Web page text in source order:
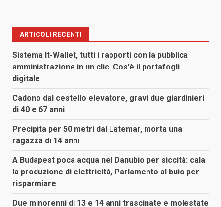
ARTICOLI RECENTI
Sistema It-Wallet, tutti i rapporti con la pubblica
amministrazione in un clic. Cos’è il portafogli
digitale
Cadono dal cestello elevatore, gravi due giardinieri
di 40 e 67 anni
Precipita per 50 metri dal Latemar, morta una
ragazza di 14 anni
A Budapest poca acqua nel Danubio per siccità: cala
la produzione di elettricità, Parlamento al buio per
risparmiare
Due minorenni di 13 e 14 anni trascinate e molestate